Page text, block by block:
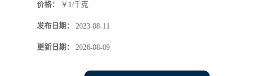
价格： ￥1/千克
发布日期： 2023-08-11
更新日期： 2026-08-09